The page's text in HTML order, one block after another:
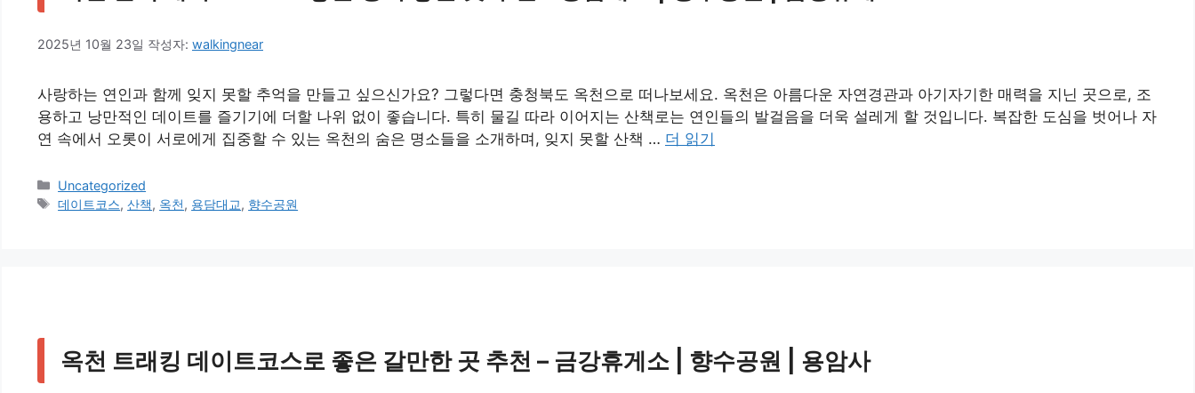
2025년 10월 23일 작성자: walkingnear
사랑하는 연인과 함께 잊지 못할 추억을 만들고 싶으신가요? 그렇다면 충청북도 옥천으로 떠나보세요. 옥천은 아름다운 자연경관과 아기자기한 매력을 지닌 곳으로, 조
용하고 낭만적인 데이트를 즐기기에 더할 나위 없이 좋습니다. 특히 물길 따라 이어지는 산책로는 연인들의 발걸음을 더욱 설레게 할 것입니다. 복잡한 도심을 벗어나 자
연 속에서 오롯이 서로에게 집중할 수 있는 옥천의 숨은 명소들을 소개하며, 잊지 못할 산책 … 더 읽기
카
테
Uncategorized
태
데이트코스,산책, 옥천, 용담대교, 향수공원
옥천 트래킹 데이트코스로 좋은 갈만한 곳 추천 – 금강휴게소 | 향수공원 | 용암사